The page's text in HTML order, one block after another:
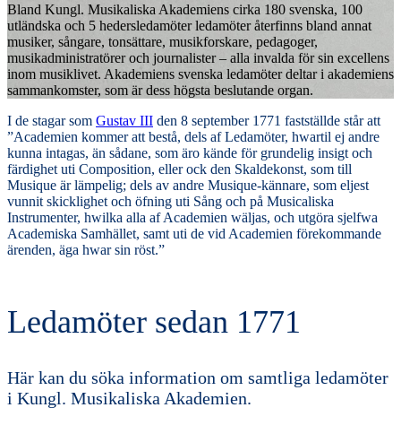
Bland Kungl. Musikaliska Akademiens cirka 180 svenska, 100
utländska och 5 hedersledamöter ledamöter återfinns bland annat
musiker, sångare, tonsättare, musikforskare, pedagoger,
musikadministratörer och journalister – alla invalda för sin excellens
inom musiklivet. Akademiens svenska ledamöter deltar i akademiens
sammankomster, som är dess högsta beslutande organ.
I de stagar som Gustav III den 8 september 1771 fastställde står att
”Academien kommer att bestå, dels af Ledamöter, hwartil ej andre
kunna intagas, än sådane, som äro kände för grundelig insigt och
färdighet uti Composition, eller ock den Skaldekonst, som till
Musique är lämpelig; dels av andre Musique-kännare, som eljest
vunnit skicklighet och öfning uti Sång och på Musicaliska
Instrumenter, hwilka alla af Academien wäljas, och utgöra sjelfwa
Academiska Samhället, samt uti de vid Academien förekommande
ärenden, äga hwar sin röst.”
Ledamöter sedan 1771
Här kan du söka information om samtliga ledamöter
i Kungl. Musikaliska Akademien.